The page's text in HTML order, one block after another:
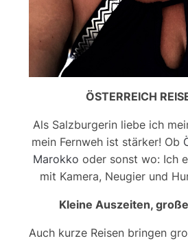
ÖSTERREICH
Als Salzburgerin liebe ich
mein Fernweh ist stärker! Ob
Marokko oder sonst wo: Ich
mit Kamera, Neugier und
Kleine Auszeiten,
Auch kurze Reisen bringen